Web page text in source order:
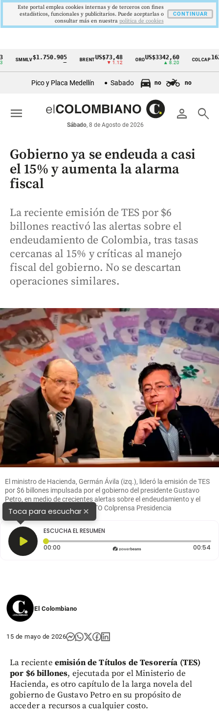
Cintillo
económicos
Colombia
$1.750.905 BRENT US$73,48
▼ 1.12
ORO US$3342,60 COLCAP
Pico y Placa Medellín Sabado no no
person search
Sábado, 8 de Agosto de 2026
menu
Gobierno ya se endeuda a casi
el 15% y aumenta la alarma
fiscal
La reciente emisión de TES por $6
billones reactivó las alertas sobre el
endeudamiento de Colombia, tras tasas
cercanas al 15% y críticas al manejo
fiscal del gobierno. No se descartan
operaciones similares.
El ministro de Hacienda, Germán Ávila (izq.), lideró la emisión de TES
por $6 billones impulsada por el gobierno del presidente Gustavo
Petro, en medio de crecientes alertas sobre el endeudamiento y el
costo de la deuda pública. FOTO Colprensa Presidencia
Toca para escuchar×
ESCUCHA EL RESUMEN
00:00 Tiempo transcurrido: 0 segundos 00:54
El Colombiano
15 de mayo de 2026
La reciente emisión deTítulos de Tesorería (TES)
por $6 billones, ejecutada por el Ministerio de
Hacienda, es otro capítulo de la larga novela del
gobierno de Gustavo Petro en su propósito de
acceder a recursos a cualquier costo.
Este portal emplea cookies internas y de terceros con fines
estadísticos, funcionales y publicitarios. Puede aceptarlas o
consultar más en nuestra politica de cookies
CONTINUAR